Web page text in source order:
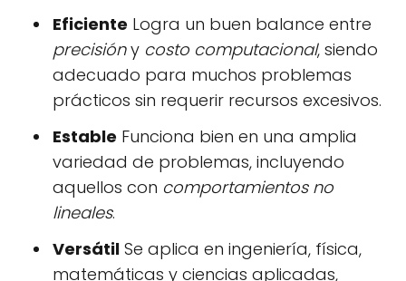
Eficiente Logra un buen balance entre
precisióny costo computacional, siendo
adecuado para muchos problemas
prácticos sin requerir recursos excesivos.
Estable Funciona bien en una amplia
variedad de problemas, incluyendo
aquellos con comportamientos no
lineales.
Versátil Se aplica en ingeniería, física,
matemáticas y ciencias aplicadas,